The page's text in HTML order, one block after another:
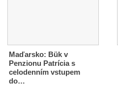
Maďarsko: Bük v
Penzionu Patrícia s
celodenním vstupem
do…